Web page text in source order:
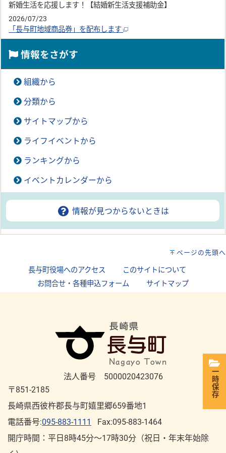
新婚生活を応援します！【結婚新生活支援補助金】
2026/07/23
「長与町地域商品券」を配布します
情報をさがす
組織から
分類から
サイトマップから
ライフイベントから
ランキングから
イベントカレンダーから
情報が見つからないときは
ページの先頭へ
長与町役場へのアクセス このサイトについて
お問合せ・各種申込フォーム
サイトマップ
法人番号 5000020423076
〒851-2185
長崎県西彼杵郡長与町嬉里郷659番地1
電話番号:095-883-1111
Fax:095-883-1464
開庁時間：平⽇8時45分～17時30分（祝⽇・年末年始除
一時保存